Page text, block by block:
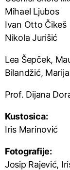
Mihael Ljubos
Ivan Otto Čikeš
Nikola Jurišić
Lea Šepček,
Bilandžić,
Prof. Dijana
Kustosica:
Iris Marinović
Fotografije:
Josip Rajević,